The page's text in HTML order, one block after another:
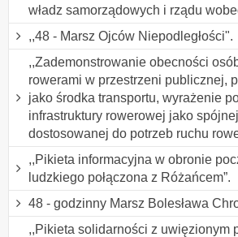
władz samorządowych i rządu
,,48 - Marsz Ojców Niepodległości".
,,Zademonstrowanie obecności
rowerami w przestrzeni publicznej,
jako środka transportu, wyrażenie
infrastruktury rowerowej jako
dostosowanej do potrzeb ruchu
,,Pikieta informacyjna w obronie
ludzkiego połączona z Różańcem”.
48 - godzinny Marsz Bolesława
,,Pikieta solidarności z uwięzionym